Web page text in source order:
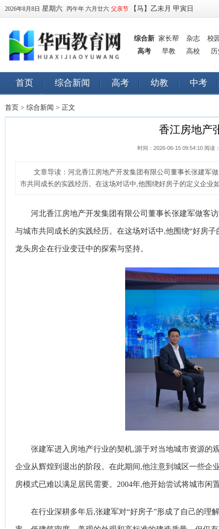
2026年8月8日 星期六 丙午年 六月廿六 父亲节 【马】乙未月 甲寅日
综合新
闻
家长帮 杂志
校
高考 早教 高校 历
首页 综合新闻 高考 幼教 中考
早教 订阅
首页 > 综合新闻 > 正文
香江房地产
时间：2026-06-15 09:54:10 阅读
文章导读： 河北香江房地产开发集团有限公司董事长张建军
市共同成长的实践经历。在这场对话中,他围绕好房子的定义企业
河北香江房地产开发集团有限公司董事长张建军做客
与城市共同成长的实践经历。在这场对话中,他围绕“好房
龙头房企在行业变迁中的探索与坚持。
张建军进入房地产行业的契机,源于对当地城市资源的
企业从辉煌到退出的阶段。在此期间,他注意到城区一些
房模式已难以满足居民需要。2004年,他开始尝试将城市
在行业深耕多年后,张建军对“好房子”形成了自己的